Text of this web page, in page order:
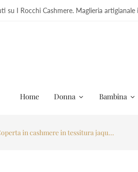
su I Rocchi Cashmere. Maglieria
Home Donna Bambina
in cashmere in tessitura jaqu...